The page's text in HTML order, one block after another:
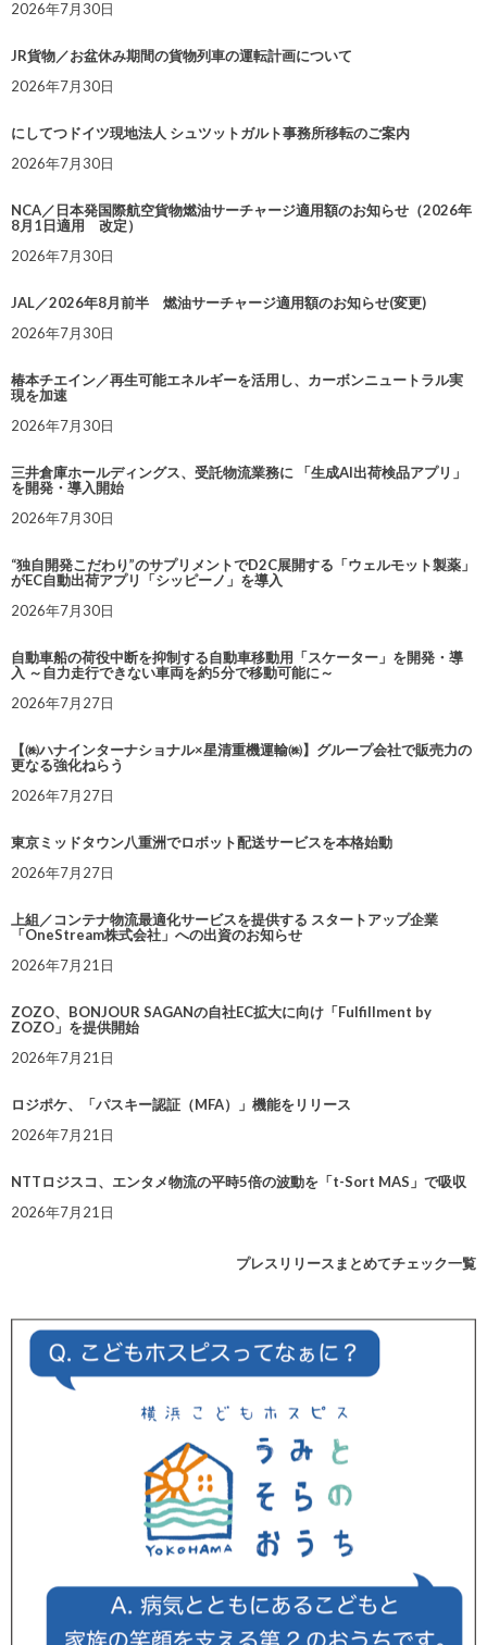
2026年7月30日
JR貨物／お盆休み期間の貨物列車の運転計画について
2026年7月30日
にしてつドイツ現地法人 シュツットガルト事務所移転のご案内
2026年7月30日
NCA／日本発国際航空貨物燃油サーチャージ適用額のお知らせ（2026年
8月1日適用 改定）
2026年7月30日
JAL／2026年8月前半 燃油サーチャージ適用額のお知らせ(変更)
2026年7月30日
椿本チエイン／再生可能エネルギーを活用し、カーボンニュートラル実
現を加速
2026年7月30日
三井倉庫ホールディングス、受託物流業務に 「生成AI出荷検品アプリ」
を開発・導入開始
2026年7月30日
“独自開発こだわり”のサプリメントでD2C展開する「ウェルモット製薬」
がEC自動出荷アプリ「シッピーノ」を導入
2026年7月30日
自動車船の荷役中断を抑制する自動車移動用「スケーター」を開発・導
入 ～自力走行できない車両を約5分で移動可能に～
2026年7月27日
【㈱ハナインターナショナル×星清重機運輸㈱】グループ会社で販売力の
更なる強化ねらう
2026年7月27日
東京ミッドタウン八重洲でロボット配送サービスを本格始動
2026年7月27日
上組／コンテナ物流最適化サービスを提供する スタートアップ企業
「OneStream株式会社」への出資のお知らせ
2026年7月21日
ZOZO、BONJOUR SAGANの自社EC拡大に向け「Fulfillment by
ZOZO」を提供開始
2026年7月21日
ロジポケ、「パスキー認証（MFA）」機能をリリース
2026年7月21日
NTTロジスコ、エンタメ物流の平時5倍の波動を「t-Sort MAS」で吸収
2026年7月21日
プレスリリースまとめてチェック一覧